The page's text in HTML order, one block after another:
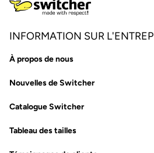
INFORMATION SUR
À propos de nous
Nouvelles de Switcher
Catalogue Switcher
Tableau des tailles